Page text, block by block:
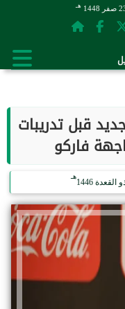
1448 هـ
قبل تدريبات
فاركو
هـ